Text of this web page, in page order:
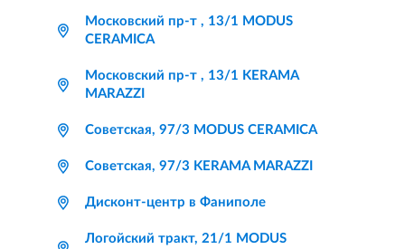
Московский пр-т , 13/1 MODUS
CERAMICA
Московский пр-т , 13/1 KERAMA
MARAZZI
Советская, 97/3 MODUS CERAMICA
Советская, 97/3 KERAMA MARAZZI
Дисконт-центр в Фаниполе
Логойский тракт, 21/1 MODUS